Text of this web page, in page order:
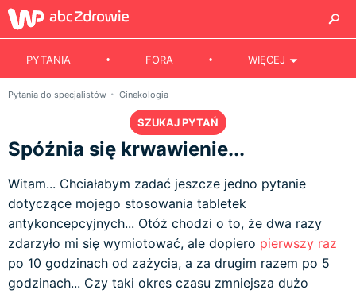
PYTANIA FORA WIĘCEJ
Pytania do specjalistów Ginekologia
SZUKAJ PYTAŃ
Spóźnia się krwawienie...
Witam... Chciałabym zadać jeszcze jedno pytanie
dotyczące mojego stosowania tabletek
antykoncepcyjnych... Otóż chodzi o to, że dwa razy
zdarzyło mi się wymiotować, ale dopiero pierwszy raz
po 10 godzinach od zażycia, a za drugim razem po 5
godzinach... Czy taki okres czasu zmniejsza dużo